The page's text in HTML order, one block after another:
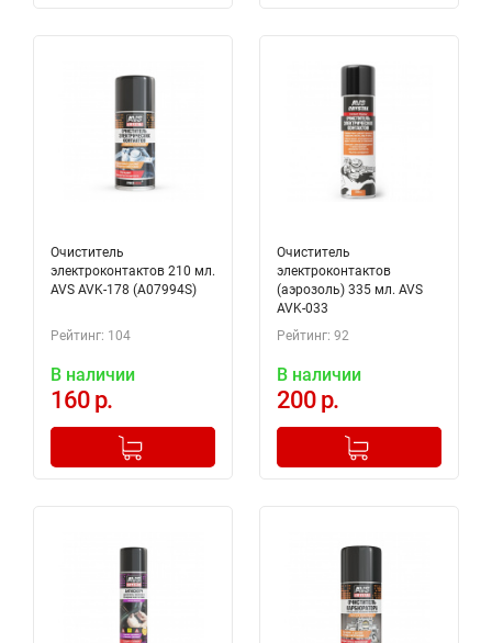
Очиститель
электроконтактов 210 мл.
AVS AVK-178 (A07994S)
Рейтинг: 104
В наличии
160 р.
+
Добавлено в корзину
Очиститель
электроконтактов
(аэрозоль) 335 мл. AVS
AVK-033
Рейтинг: 92
В наличии
200 р.
+
Добавлено в корзину